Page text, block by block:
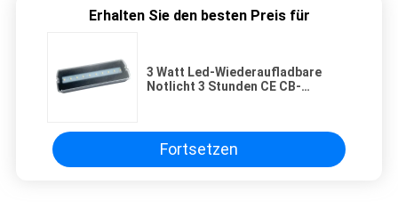
Erhalten Sie den besten Preis für
3 Watt Led-Wiederaufladbare
Notlicht 3 Stunden CE CB-
Fortsetzen